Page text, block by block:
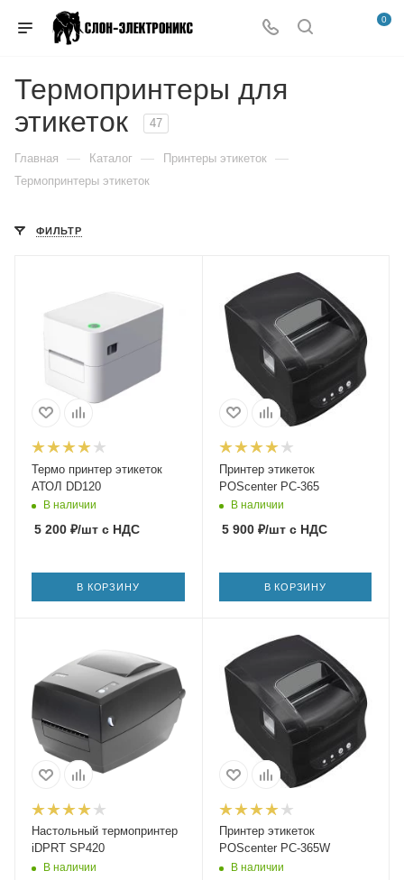
0
Термопринтеры для
этикеток
47
Главная — Каталог — Принтеры этикеток —
Термопринтеры этикеток
ФИЛЬТР
Термо принтер этикеток
АТОЛ DD120
В наличии
5 200 ₽/шт с НДС
В КОРЗИНУ
Принтер этикеток
POScenter PC-365
В наличии
5 900₽/штс НДС
В КОРЗИНУ
Настольный термопринтер
iDPRT SP420
В наличии
Принтер этикеток
POScenter PC-365W
В наличии